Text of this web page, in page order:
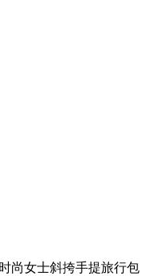
尚女士斜挎手提旅行包